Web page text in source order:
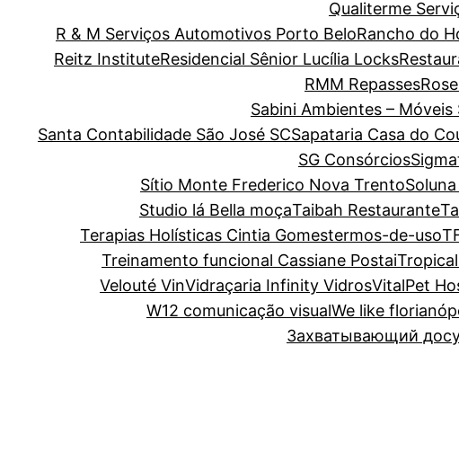
Qualiterme
R & M Serviços Automotivos Porto BeloRancho do
Reitz InstituteResidencial Sênior Lucília Locks
RMM Repasses
Sabini Ambientes – Móveis
Santa Contabilidade São José SCSapataria Casa do
SG Consórcios
Sítio Monte Frederico Nova Trento
Studio lá Bella moçaTaibah Restaurante
Terapias Holísticas Cintia Gomestermos-de-uso
Treinamento funcional Cassiane Postai
Velouté VinVidraçaria Infinity VidrosVitalPet
W12 comunicação visualWe like
Захватывающий